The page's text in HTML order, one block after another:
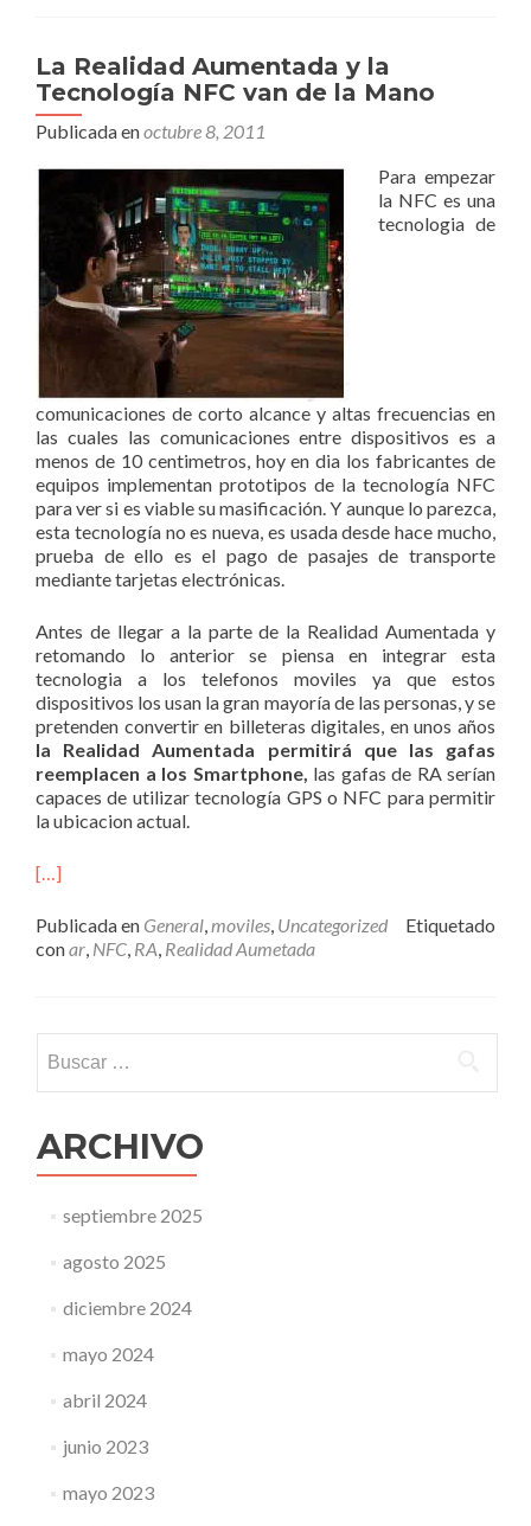
La Realidad Aumentada y la
Tecnología NFC van de la Mano
Publicada enoctubre 8, 2011
Para empezar
la NFC es una
tecnologia de
comunicaciones de corto alcance y altas frecuencias en
las cuales las comunicaciones entre dispositivos es a
menos de 10 centimetros, hoy en dia los fabricantes de
equipos implementan prototipos de la tecnología NFC
para ver si es viable su masificación. Y aunque lo parezca,
esta tecnología no es nueva, es usada desde hace mucho,
prueba de ello es el pago de pasajes de transporte
mediante tarjetas electrónicas.
Antes de llegar a la parte de la Realidad Aumentada y
retomando lo anterior se piensa en integrar esta
tecnologia a los telefonos moviles ya que estos
dispositivos los usan la gran mayoría de las personas, y se
pretenden convertir en billeteras digitales, en unos años
la Realidad Aumentada permitirá que las gafas
reemplacen a los Smartphone, las gafas de RA serían
capaces de utilizar tecnología GPS o NFC para permitir
la ubicacion actual.
[…]
Publicada en General,moviles, Uncategorized
Etiquetado
conar, NFC, RA, Realidad Aumetada
ARCHIVO
septiembre 2025
agosto 2025
diciembre 2024
mayo 2024
abril 2024
junio 2023
mayo 2023